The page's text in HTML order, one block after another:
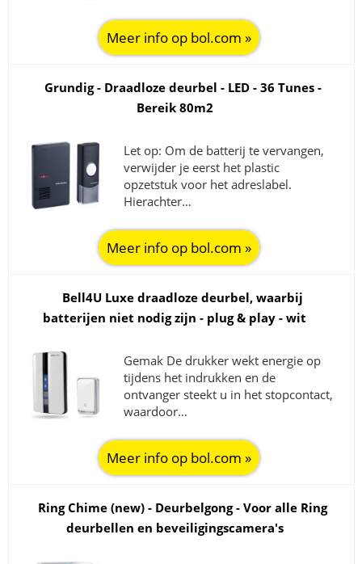
Meer info op bol.com »
Grundig - Draadloze deurbel - LED - 36 Tunes -
Bereik 80m2
Let op: Om de batterij te vervangen,
verwijder je eerst het plastic
opzetstuk voor het adreslabel.
Hierachter…
Meer info op bol.com »
Bell4U Luxe draadloze deurbel, waarbij
batterijen niet nodig zijn - plug & play - wit
Gemak De drukker wekt energie op
tijdens het indrukken en de
ontvanger steekt u in het stopcontact,
waardoor…
Meer info op bol.com »
Ring Chime (new) - Deurbelgong - Voor alle Ring
deurbellen en beveiligingscamera's